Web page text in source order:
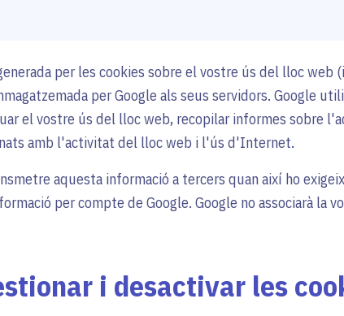
per les cookies sobre el vostre ús del lloc web
per Google als seus servidors. Google
el vostre ús del lloc web, recopilar informes sobre
amb l'activitat del lloc web i l'ús d'Internet.
aquesta informació a tercers quan així ho
per compte de Google. Google no associarà la
i desactivar les